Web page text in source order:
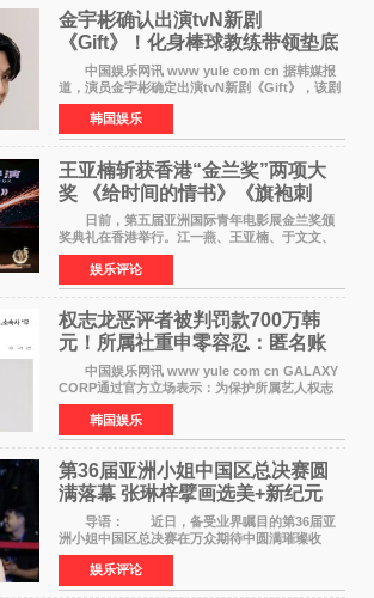
金宇彬确认出演tvN新剧
《Gift》！化身棒球教练带领垫底
球队逆袭
中国娱乐网讯 www yule com cn 据韩媒报
道，演员金宇彬确定出演tvN新剧《Gift》，该剧
预计将于下半年播出，引发观众高度期待。
本剧改编自同名网络漫画，讲述一位经历意外事
故后获得特殊
韩国娱乐
王亚楠斩获香港“金兰奖”两项大
奖 《给时间的情书》《旗袍刺
客》双双获肯定
日前，第五届亚洲国际青年电影展金兰奖颁
奖典礼在香港举行。江一燕、王亚楠、于文文、
李东学等知名演员出席活动。著名演员、导演王
亚楠凭借音乐故事片《给时间的情书》和院线电
影《旗袍刺客》
娱乐评论
权志龙恶评者被判罚款700万韩
元！所属社重申零容忍：匿名账
号也难逃刑责
中国娱乐网讯 www yule com cn GALAXY
CORP通过官方立场表示：为保护所属艺人权志
龙的名誉和权益，将持续对网络上发生的名誉损
害、散布虚假事实、侮辱、恶意诽谤等行为采取
法律应对措施。
韩国娱乐
第36届亚洲小姐中国区总决赛圆
满落幕 张琳梓擘画选美+新纪元
导语： 近日，备受业界瞩目的第36届亚
洲小姐中国区总决赛在万众期待中圆满璀璨收
官。整场盛典汇聚万千芳华，不仅完成了新一届
美丽代言人的加冕选拔，更在行业发展层面带来
颠覆性突破。活动
娱乐评论